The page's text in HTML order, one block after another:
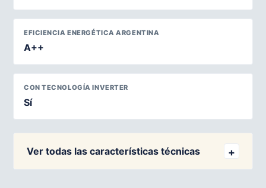
EFICIENCIA ENERGÉTICA ARGENTINA
A++
CON TECNOLOGÍA INVERTER
Sí
Ver todas las características técnicas